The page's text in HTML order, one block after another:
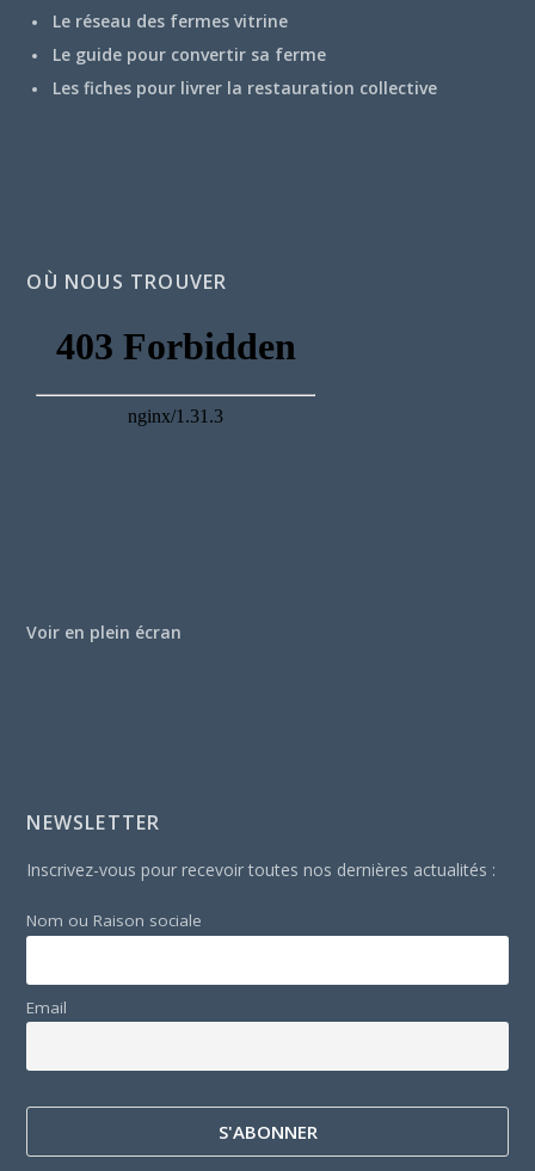
Le réseau des fermes vitrine
Le guide pour convertir sa ferme
Les fiches pour livrer la restauration collective
OÙ NOUS TROUVER
Voir en plein écran
NEWSLETTER
Inscrivez-vous pour recevoir toutes nos dernières actualités :
Nom ou Raison sociale
Email